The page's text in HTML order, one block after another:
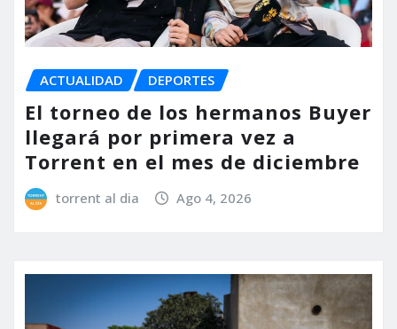
ACTUALIDAD DEPORTES
El torneo de los hermanos Buyer
llegará por primera vez a
Torrent en el mes de diciembre
torrent al dia Ago 4, 2026